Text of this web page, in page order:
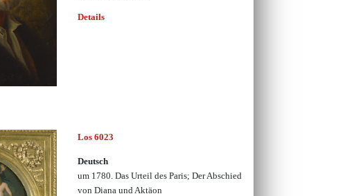
Details
Los 6023
Deutsch
um 1780. Das Urteil des Paris; Der Abschied
von Diana und Aktäon